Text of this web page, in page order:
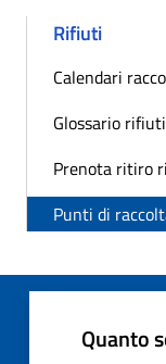
Rifiuti
Calendari
Glossario rifiuti
Prenota ritiro
Punti di
Quanto